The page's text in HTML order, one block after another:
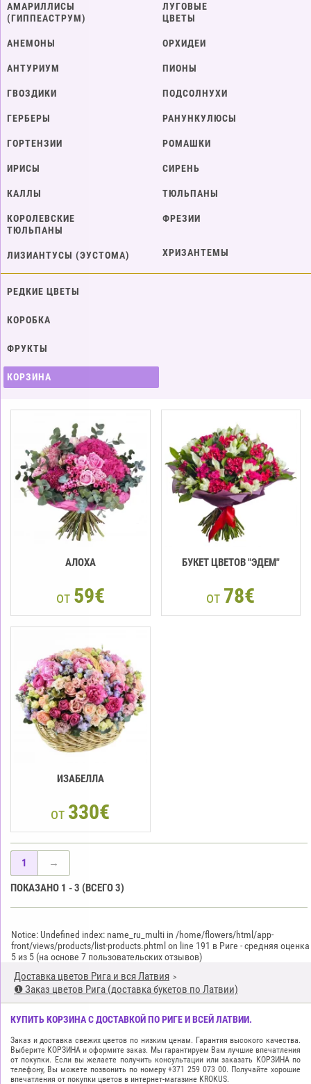
Доставка цветов Рига и вся Латвия
❶ Заказ цветов Рига (доставка букетов по Латвии)
КУПИТЬ КОРЗИНА С ДОСТАВКОЙ ПО РИГЕ И ВСЕЙ ЛАТВИИ.
Заказ и доставка свежих цветов по низким ценам. Гарантия высокого качества.
Выберите КОРЗИНА и оформите заказ. Мы гарантируем Вам лучшие впечатления
от покупки. Если вы желаете получить консультации или заказать КОРЗИНА по
телефону, Вы можете позвонить по номеру +371 259 073 00. Получайте хорошие
впечатления от покупки цветов в интернет-магазине KROKUS.
АМАРИЛЛИСЫ
(ГИППЕАСТРУМ)
АНЕМОНЫ
АНТУРИУМ
ГВОЗДИКИ
ГЕРБЕРЫ
ГОРТЕНЗИИ
ИРИСЫ
КАЛЛЫ
КОРОЛЕВСКИЕ
ТЮЛЬПАНЫ
ЛИЗИАНТУСЫ (ЭУСТОМА)
ЛУГОВЫЕ
ЦВЕТЫ
ОРХИДЕИ
ПИОНЫ
ПОДСОЛНУХИ
РАНУНКУЛЮСЫ
РОМАШКИ
СИРЕНЬ
ТЮЛЬПАНЫ
ФРЕЗИИ
ХРИЗАНТЕМЫ
РЕДКИЕ ЦВЕТЫ
КОРОБКА
ФРУКТЫ
КОРЗИНА
АЛОХА
от 59€
БУКЕТ ЦВЕТОВ "ЭДЕМ"
от 78€
ИЗАБЕЛЛА
от 330€
1
→
ПОКАЗАНО 1 -3 (ВСЕГО3)
Notice: Undefined index: name_ru_multi in /home/flowers/html/app-
front/views/products/list-products.phtml on line 191 в Риге -средняя оценка
5 из 5 (на основе 7 пользовательских отзывов)